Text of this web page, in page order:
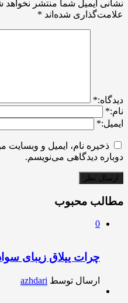
نشانی ایمیل شما منتشر نخواهد
علامت‌گذاری شده‌اند *
ديدگاه:*
نام:*
ایمیل:*
ذخیره نام، ایمیل و وبسایت
دوباره دیدگاهی می‌نویسم.
مطالب محبوب
0
چرات ییلاق زیبای
ارسال توسط azhdari